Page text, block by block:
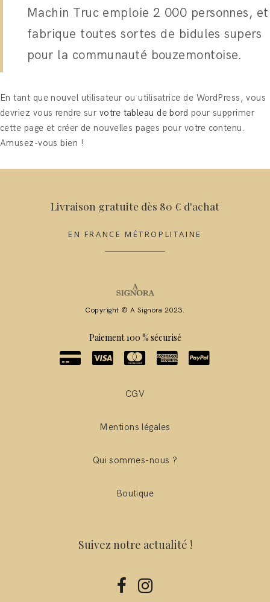
Machin Truc emploie 2 000 personnes, et
fabrique toutes sortes de bidules supers
pour la communauté bouzemontoise.
En tant que nouvel utilisateur ou utilisatrice de WordPress, vous
devriez vous rendre sur votre tableau de bord pour supprimer
cette page et créer de nouvelles pages pour votre contenu.
Amusez-vous bien !
Livraison gratuite dès 80 € d'achat
EN FRANCE MÉTROPLITAINE
Copyright © A Signora 2023.
Paiement 100 % sécurisé
CGV
Mentions légales
Qui sommes-nous ?
Boutique
Suivez notre actualité !